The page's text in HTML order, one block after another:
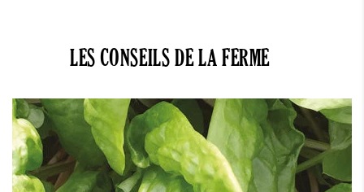
LES CONSEILS DE LA FERME